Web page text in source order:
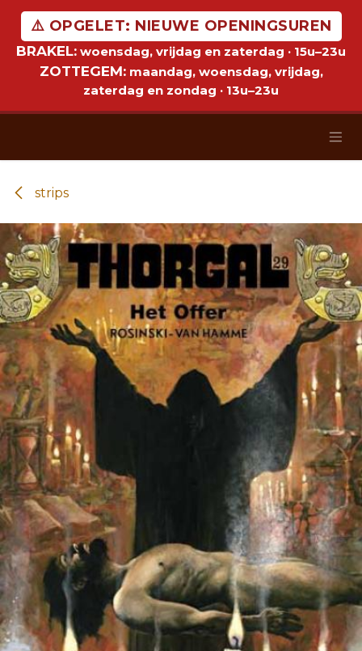
Overslaan naar inhoud
⚠️ OPGELET: NIEUWE OPENINGSUREN
BRAKEL: woensdag, vrijdag en zaterdag · 15u–23u
ZOTTEGEM: maandag, woensdag, vrijdag,
zaterdag en zondag · 13u–23u
strips